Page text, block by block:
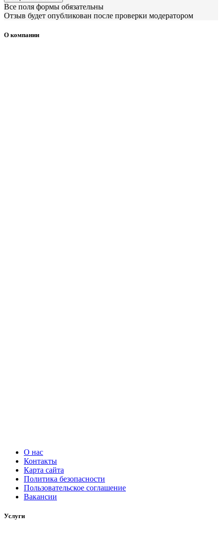
Все поля формы обязательны
Отзыв будет опубликован после проверки модератором
О компании
О нас
Контакты
Карта сайта
Политика безопасности
Пользовательское соглашение
Вакансии
Услуги